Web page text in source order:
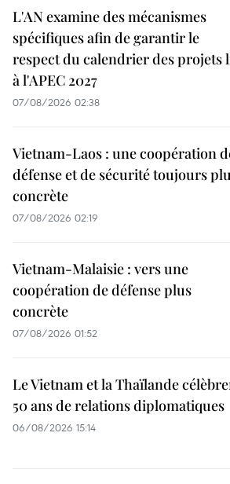
L'AN examine des mécanismes
spécifiques afin de garantir le
respect du calendrier des projets
à l'APEC 2027
07/08/2026 02:38
Vietnam-Laos : une coopération
défense et de sécurité toujours
concrète
07/08/2026 02:19
Vietnam-Malaisie : vers une
coopération de défense plus
concrète
07/08/2026 01:52
Le Vietnam et la Thaïlande
50 ans de relations diplomatiques
06/08/2026 15:14